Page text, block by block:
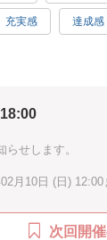
様のご協力の元、
のから個性的なも
ない方でも丁寧に
さい。
充実感 達成感
せします。
月10日 (日) 12:00
次回開